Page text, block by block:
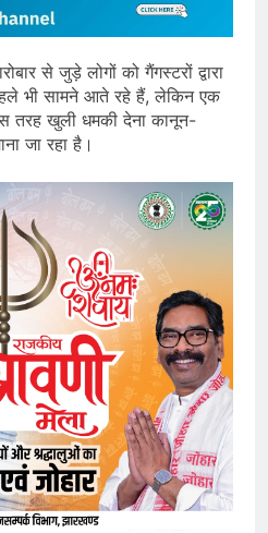
से जुड़े लोगों को गैंगस्टरों द्वारा
भी सामने आते रहे हैं, लेकिन एक
तरह खुली धमकी देना कानून-
जा रहा है।